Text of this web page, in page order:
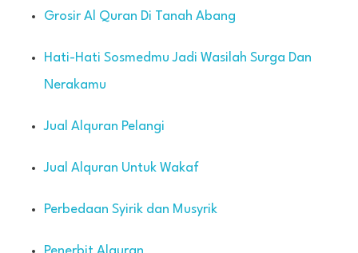
Grosir Al Quran Di Tanah Abang
Hati-Hati Sosmedmu Jadi Wasilah Surga Dan
Nerakamu
Jual Alquran Pelangi
Jual Alquran Untuk Wakaf
Perbedaan Syirik dan Musyrik